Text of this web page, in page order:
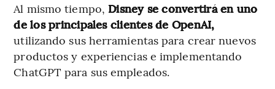
Al mismo tiempo, Disney se convertirá en uno
de los principales clientes de OpenAI,
utilizando sus herramientas para crear nuevos
productos y experiencias e implementando
ChatGPT para sus empleados.